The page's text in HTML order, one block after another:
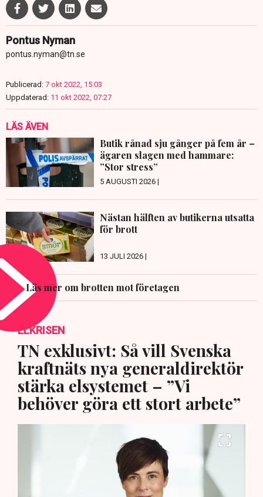
Pontus Nyman
pontus.nyman@tn.se
Publicerad: 7 okt 2022, 15:03
Uppdaterad: 11 okt 2022, 07:27
LÄS ÄVEN
Butik rånad sju gånger på fem år –
ägaren slagen med hammare:
”Stor stress”
5 AUGUSTI 2026 |
Nästan hälften av butikerna utsatta
för brott
13 JULI 2026 |
Läs mer om brotten mot företagen
ELKRISEN
TN exklusivt: Så vill Svenska
kraftnäts nya generaldirektör
stärka elsystemet – ”Vi
behöver göra ett stort arbete”